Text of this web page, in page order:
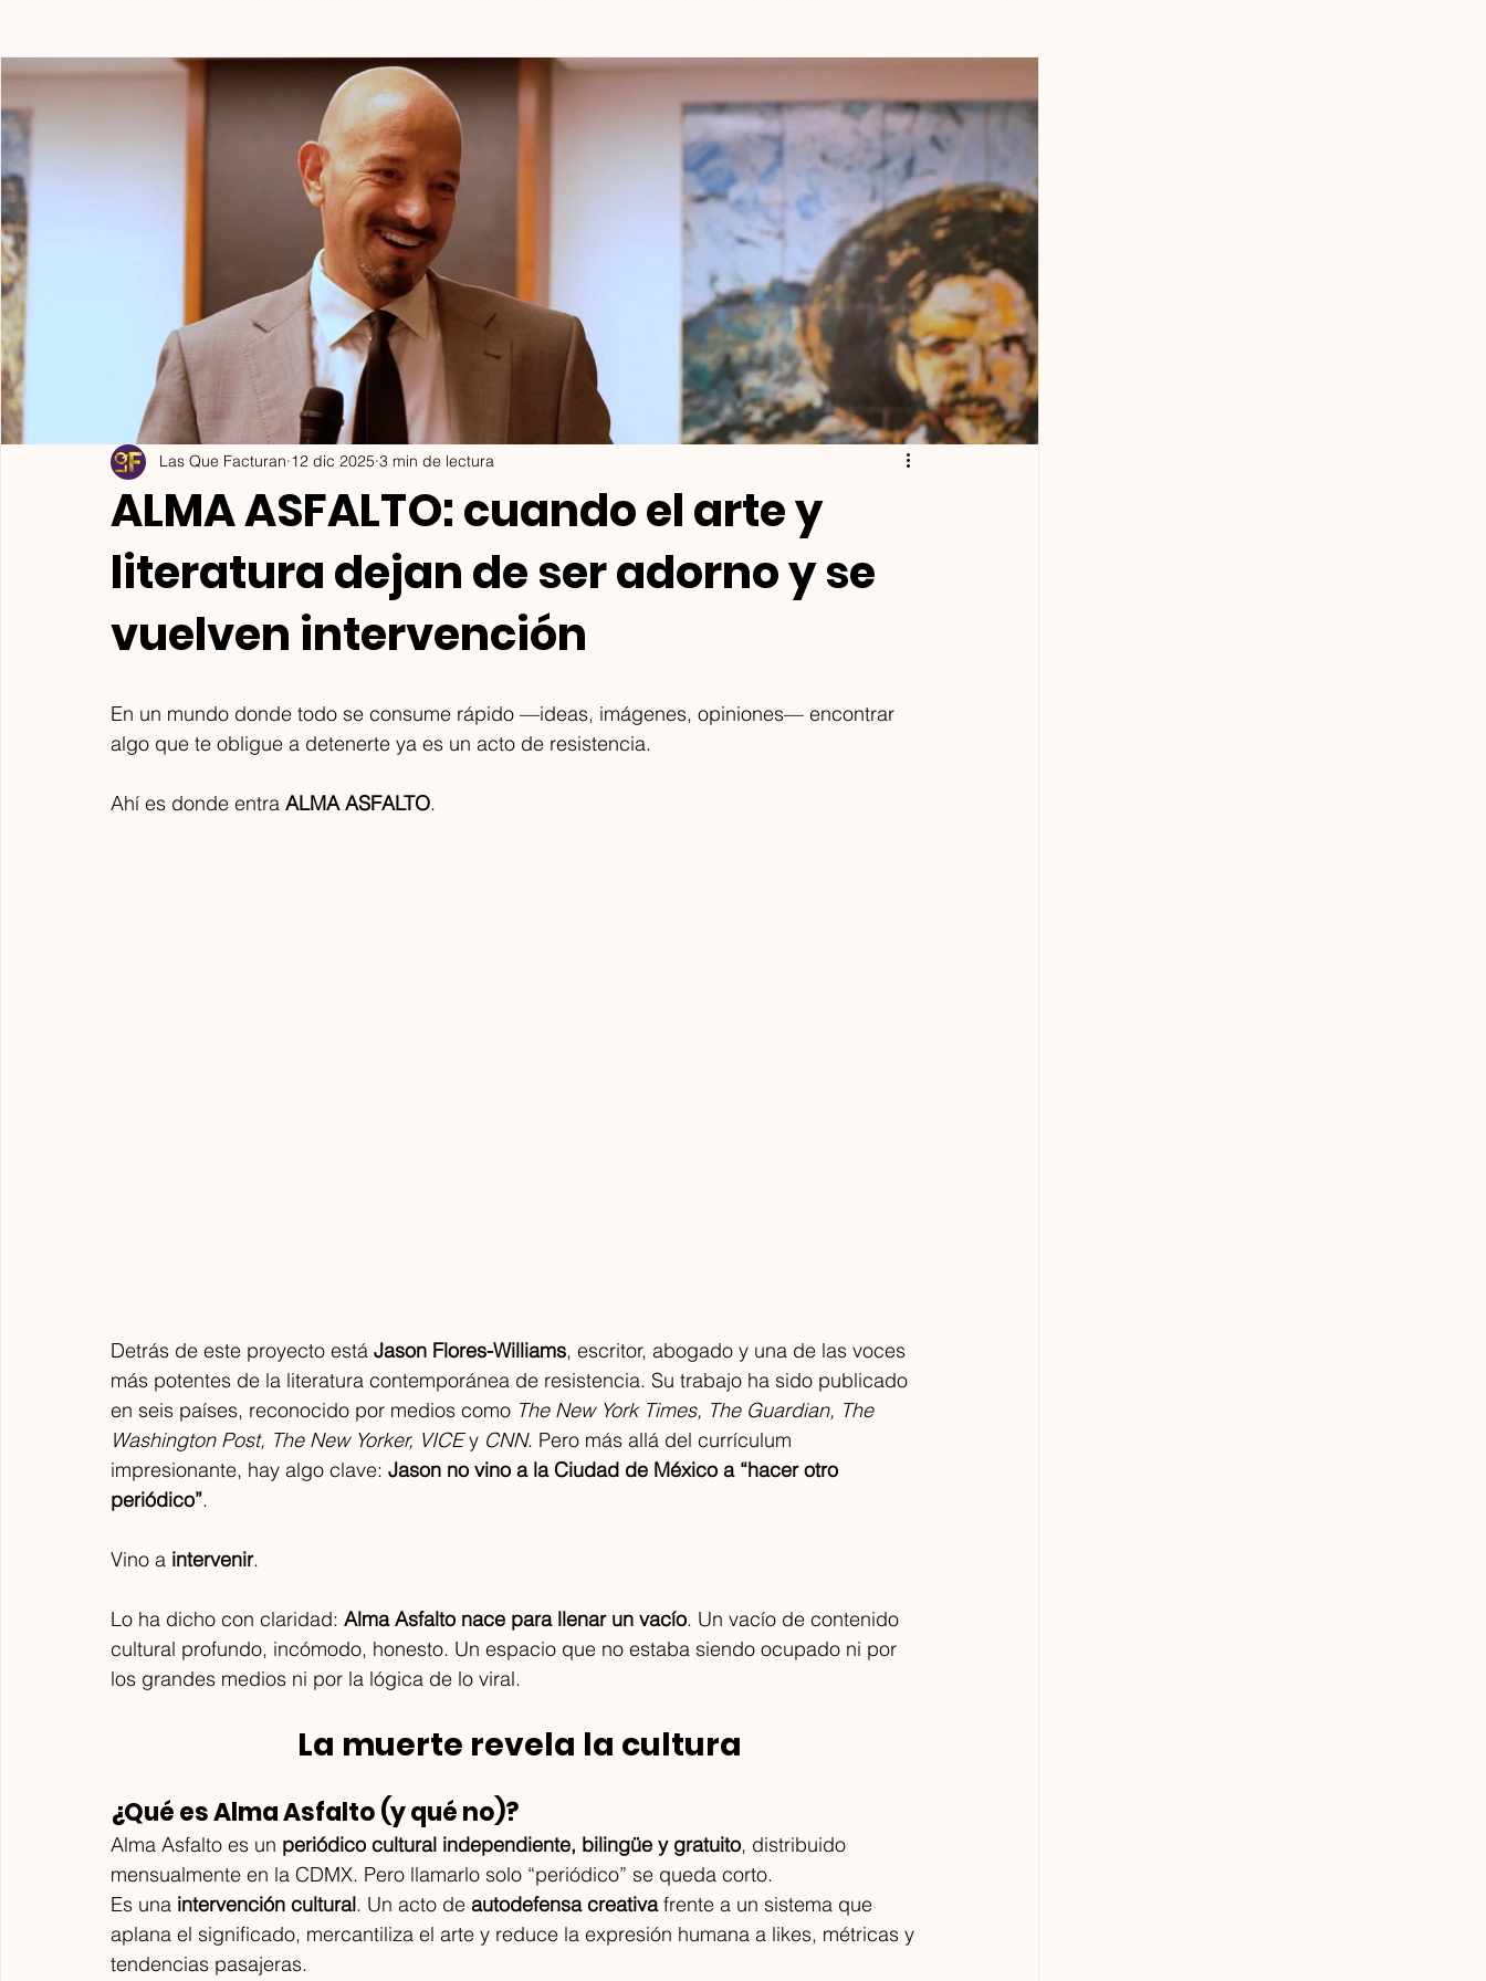
Experiencia y Práctica Autoconciencia y Reflexión Empatía y Comprensión Emocional
ALMA ASFALTO: cuando el arte y
literatura dejan de ser adorno y se
vuelven intervención
Las Que Facturan 12 dic 2025 3 min de lectura
En un mundo donde todo se consume rápido —ideas, imágenes, opiniones— encontrar
algo que te obligue a detenerte ya es un acto de resistencia.
Ahí es donde entra ALMA ASFALTO.
Detrás de este proyecto está Jason Flores-Williams, escritor, abogado y una de las voces
más potentes de la literatura contemporánea de resistencia. Su trabajo ha sido publicado
en seis países, reconocido por medios como The New York Times, The Guardian, The
Washington Post, The New Yorker, VICE y CNN. Pero más allá del currículum
impresionante, hay algo clave: Jason no vino a la Ciudad de México a “hacer otro
periódico”.
Vino a intervenir.
Lo ha dicho con claridad: Alma Asfalto nace para llenar un vacío. Un vacío de contenido
cultural profundo, incómodo, honesto. Un espacio que no estaba siendo ocupado ni por
los grandes medios ni por la lógica de lo viral.
La muerte revela la cultura
¿Qué es Alma Asfalto (y qué no)?
Alma Asfalto es un periódico cultural independiente, bilingüe y gratuito, distribuido
mensualmente en la CDMX. Pero llamarlo solo “periódico” se queda corto.
Es una intervención cultural. Un acto de autodefensa creativa frente a un sistema que
aplana el significado, mercantiliza el arte y reduce la expresión humana a likes, métricas y
tendencias pasajeras.